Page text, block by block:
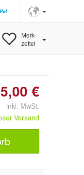
Merk-
zettel
€
inkl. MwSt.
Versand